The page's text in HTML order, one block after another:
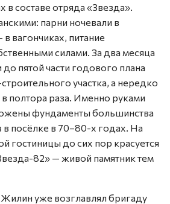
в составе отряда «Звезда».
парни ночевали в
вагончиках, питание
силами. За два месяца
пятой части годового плана
участка, а нередко
полтора раза. Именно руками
фундаменты большинства
посёлке в 70–80-х годах. На
гостиницы до сих пор красуется
82» — живой памятник тем
уже возглавлял бригаду